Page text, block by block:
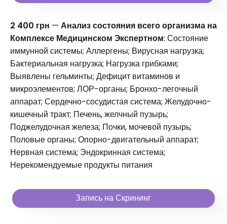
2 400 грн — Анализ состояния всего организма на
Комплексе Медицинском Экспертном: Состояние
иммунной системы; Аллергены; Вирусная нагрузка;
Бактериальная нагрузка; Нагрузка грибками;
Выявлены гельминты; Дефицит витаминов и
микроэлементов; ЛОР-органы; Бронхо-легочный
аппарат; Сердечно-сосудистая система; Желудочно-
кишечный тракт; Печень, желчный пузырь;
Поджелудочная железа; Почки, мочевой пузырь;
Половые органы; Опорно-двигательный аппарат;
Нервная система; Эндокринная система;
Нерекомендуемые продукты питания
Запись на Скрининг